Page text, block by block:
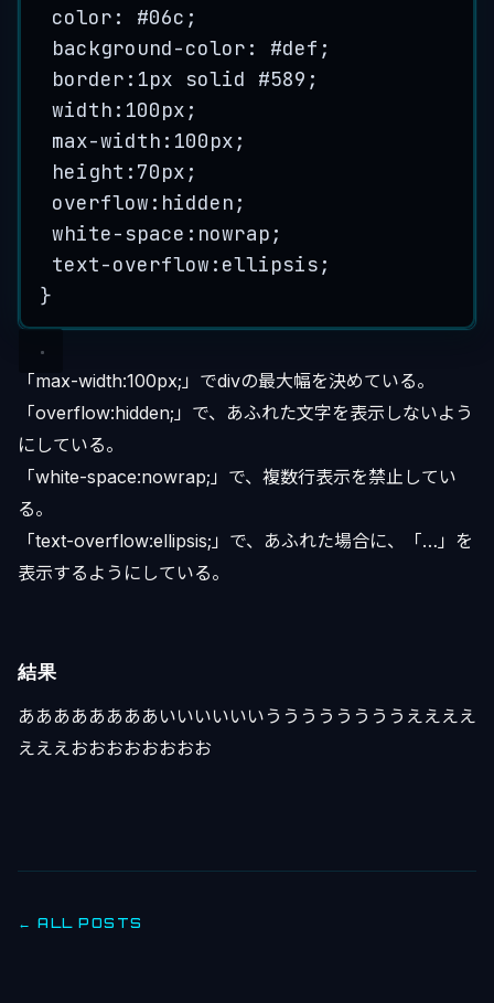
color: #06c ;
background-color: #def ;
border:1px solid #589 ;
width:100px ;
max-width:100px ;
height:70px ;
overflow: hidden ;
white- space: nowrap ;
text-overflow: ellipsis ;
}
「max-width:100px;」でdivの最大幅を決めている。
「overflow:hidden;」で、あふれた文字を表示しないよう
にしている。
「white-space:nowrap;」で、複数行表示を禁止してい
る。
「text-overflow:ellipsis;」で、あふれた場合に、「…」を
表示するようにしている。
結果
ああああああああいいいいいいううううううううええええ
えええおおおおおおおお
← ALL POSTS